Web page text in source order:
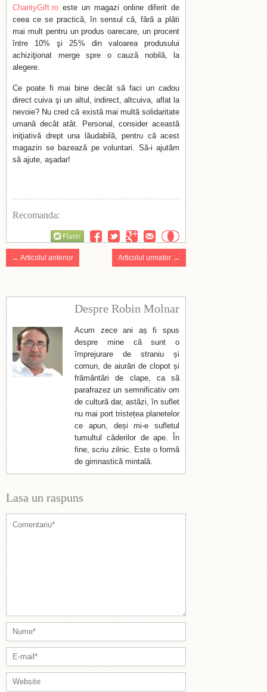
CharityGift.ro este un magazi online diferit de
ceea ce se practică, în sensul că, fără a plăti
mai mult pentru un produs oarecare, un procent
între 10% şi 25% din valoarea produsului
achiziţionat merge spre o cauză nobilă, la
alegere.
Ce poate fi mai bine decât să faci un cadou
direct cuiva şi un altul, indirect, altcuiva, aflat la
nevoie? Nu cred că există mai multă solidaritate
umană decât atât. Personal, consider această
iniţiativă drept una lăudabilă, pentru că acest
magazin se bazează pe voluntari. Să-i ajutăm
să ajute, aşadar!
Recomanda:
← Articolul anterior Articolul urmator →
Despre Robin Molnar
Acum zece ani aș fi spus
despre mine că sunt o
împrejurare de straniu și
comun, de aiurări de clopot și
frământări de clape, ca să
parafrazez un semnificativ om
de cultură dar, astăzi, în suflet
nu mai port tristețea planetelor
ce apun, deși mi-e sufletul
tumultul căderilor de ape. În
fine, scriu zilnic. Este o formă
de gimnastică mintală.
Lasa un raspuns